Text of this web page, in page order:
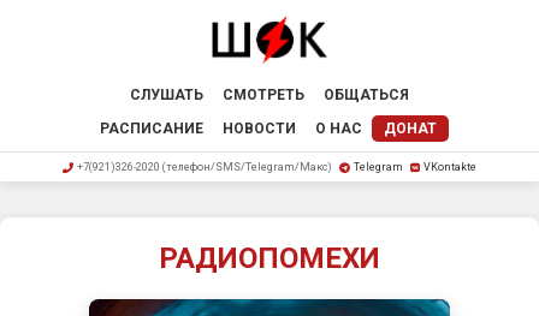
СЛУШАТЬ СМОТРЕТЬ
ОБЩАТЬСЯ
РАСПИСАНИЕ
НОВОСТИ О НАС ДОНАТ
+7(921)326-2020 (телефон/SMS/Telegram/Макс) Telegram VKontakte
РАДИОПОМЕХИ